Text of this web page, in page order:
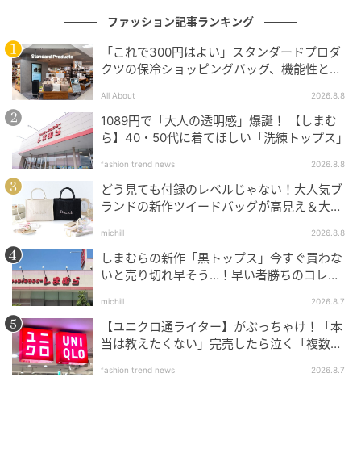
の記事をもっとみる
ファッション記事ランキング
「これで300円はよい」スタンダードプロダ
クツの保冷ショッピングバッグ、機能性とデ
All About 2026.8.8
1089円で「大人の透明感」爆誕！ 【しまむ
ら】40・50代に着てほしい「洗練トップス」
fashion trend news 2026.8.8
どう見ても付録のレベルじゃない！大人気ブ
ランドの新作ツイードバッグが高見え＆大容
michill 2026.8.8
しまむらの新作「黒トップス」今すぐ買わな
いと売り切れ早そう…！早い者勝ちのコレ買
michill 2026.8.7
【ユニクロ通ライター】がぶっちゃけ！「本
当は教えたくない」完売したら泣く「複数買
fashion trend news 2026.8.7